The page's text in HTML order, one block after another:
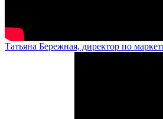
Татьяна Бережная, директор по